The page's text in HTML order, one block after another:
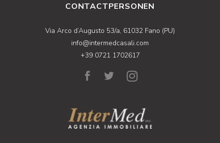
CONTACTPERSONEN
Via Arco d’Augusto 53/a, 61032 Fano (PU)
info@intermedcasali.com
+39 0721 1702617